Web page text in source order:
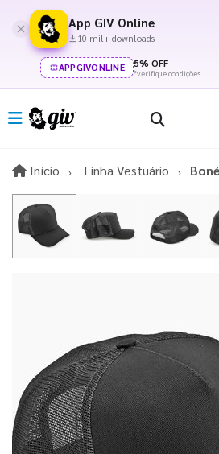
App GIV Online
10 mil+ downloads
APPGIVONLINE 5% OFF
*verifique condições
Início InícioLinha Vestuário